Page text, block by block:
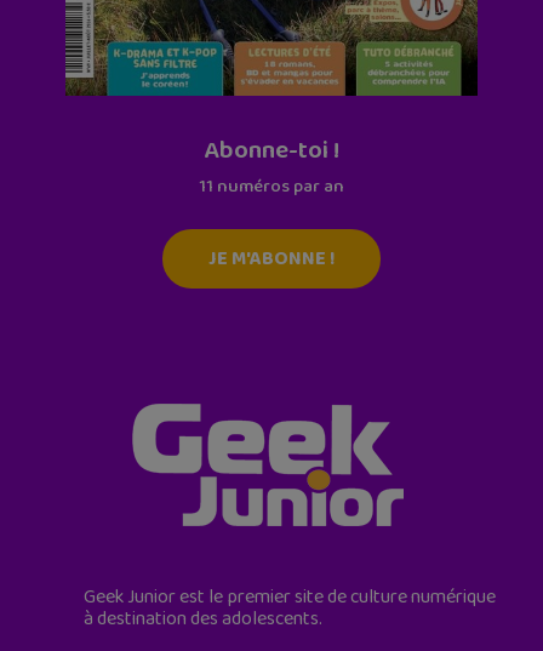
Abonne-toi !
11 numéros par an
JE M'ABONNE !
Geek Junior est le premier site de culture numérique
à destination des adolescents.